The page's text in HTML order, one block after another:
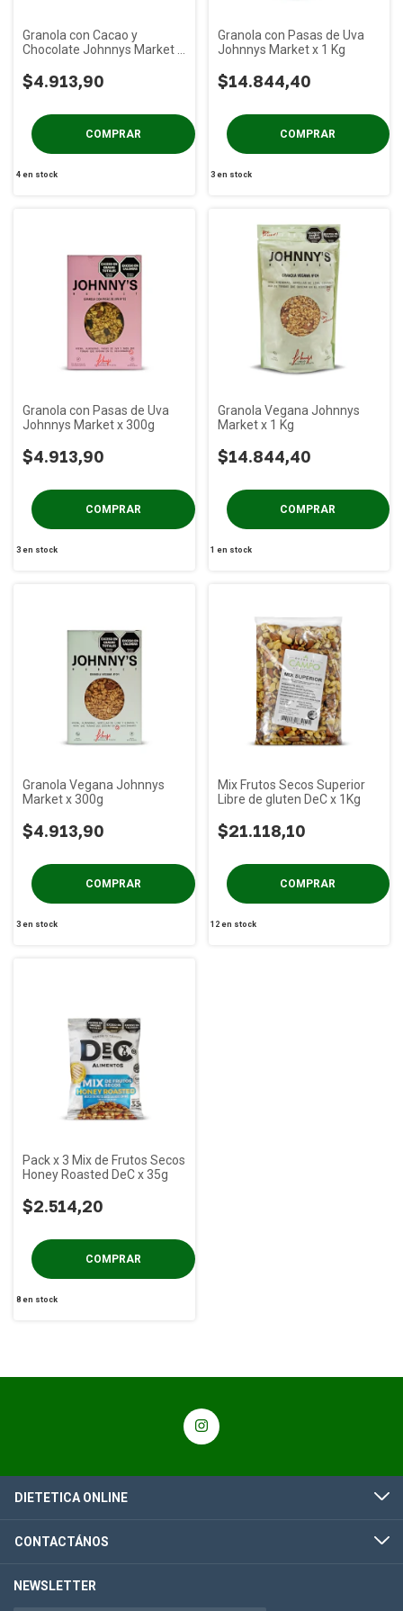
Granola con Cacao y
Chocolate Johnnys Market x
$4.913,90
4en stock
Granola con Pasas de Uva
Johnnys Market x 1 Kg
$14.844,40
3 en stock
Granola con Pasas de Uva
Johnnys Market x 300g
$4.913,90
3en stock
Granola Vegana Johnnys
Market x 1 Kg
$14.844,40
1 en stock
Granola Vegana Johnnys
Market x 300g
$4.913,90
3en stock
Mix Frutos Secos Superior
Libre de gluten DeC x 1Kg
$21.118,10
12 en stock
Pack x 3 Mix de Frutos Secos
Honey Roasted DeC x 35g
$2.514,20
8en stock
DIETETICA ONLINE
CONTACTÁNOS
NEWSLETTER